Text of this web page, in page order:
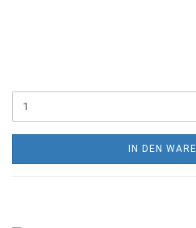
IN DEN